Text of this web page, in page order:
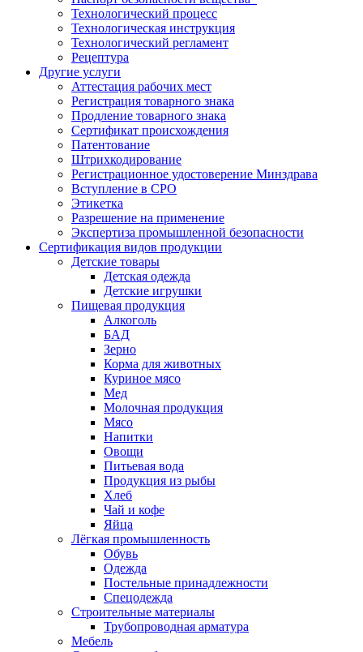
Технологический процесс
Технологическая инструкция
Технологический регламент
Рецептура
Другие услуги
Аттестация рабочих мест
Регистрация товарного знака
Продление товарного знака
Сертификат происхождения
Патентование
Штрихкодирование
Регистрационное удостоверение Минздрава
Вступление в СРО
Этикетка
Разрешение на применение
Экспертиза промышленной безопасности
Сертификация видов продукции
Детские товары
Детская одежда
Детские игрушки
Пищевая продукция
Алкоголь
БАД
Зерно
Корма для животных
Куриное мясо
Мед
Молочная продукция
Мясо
Напитки
Овощи
Питьевая вода
Продукция из рыбы
Хлеб
Чай и кофе
Яйца
Лёгкая промышленность
Обувь
Одежда
Постельные принадлежности
Спецодежда
Строительные материалы
Трубопроводная арматура
Мебель